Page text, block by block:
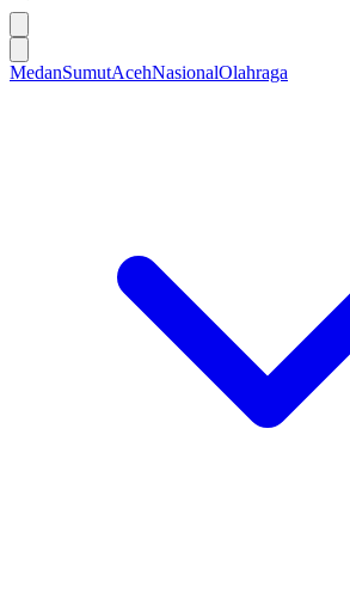
MedanSumutAcehNasionalOlahraga